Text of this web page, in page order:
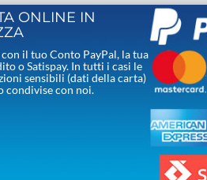
ONLINE IN
il tuo Conto PayPal, la tua
o Satispay. In tutti i casi le
sensibili (dati della carta)
condivise con noi.